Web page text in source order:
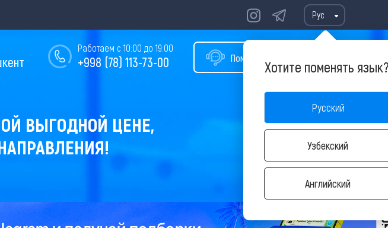
Рус
Хотите поменять
Русский
Узбекский
Английский
Помощь в подборе тура
Работаем с 10:00 до 19:00
+998 (78) 113-73-00
ВЫГОДНОЙ ЦЕНЕ,